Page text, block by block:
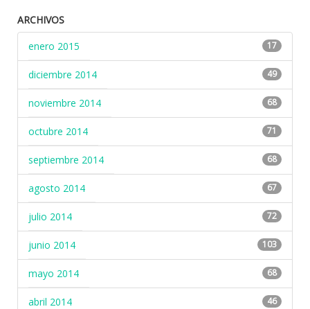
ARCHIVOS
enero 2015
17
diciembre 2014 49
noviembre 2014 68
octubre 2014 71
septiembre 2014 68
agosto 2014 67
julio 2014 72
junio 2014 103
mayo 2014 68
abril 2014 46